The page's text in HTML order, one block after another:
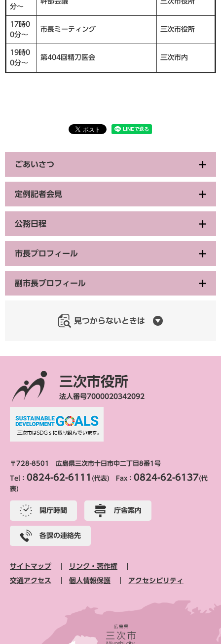
分～
17時0
0分～
市長ミーティング 三次市役所
19時0
0分～
第404回精刀医会 三次市内
ごあいさつ
定例記者会見
公務日程
市長プロフィール
副市長プロフィール
見つからないときは
三次市役所
法人番号7000020342092
〒728-8501 広島県三次市十日市中二丁目8番1号
Tel： 0824-62-6111 (代表) Fax： 0824-62-6137(代
表)
開庁時間 庁舎案内
各課の連絡先
サイトマップ リンク・著作権
交通アクセス 個人情報保護 アクセシビリティ